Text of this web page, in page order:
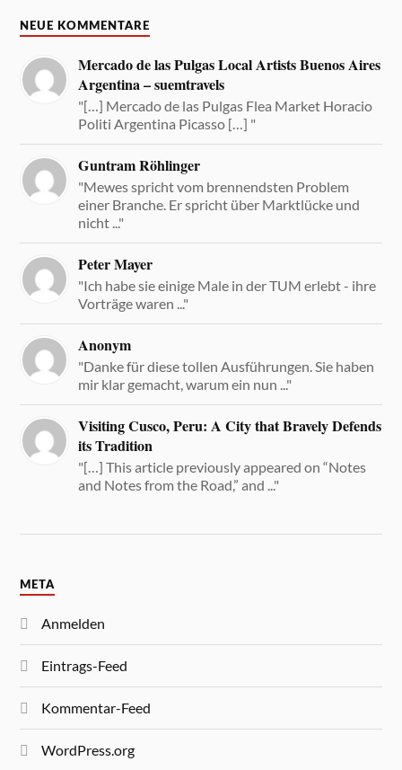
NEUE KOMMENTARE
Mercado de las Pulgas Local Artists Buenos Aires
Argentina – suemtravels
"[…] Mercado de las Pulgas Flea Market Horacio
Politi Argentina Picasso […] "
Guntram Röhlinger
"Mewes spricht vom brennendsten Problem
einer Branche. Er spricht über Marktlücke und
nicht ..."
Peter Mayer
"Ich habe sie einige Male in der TUM erlebt - ihre
Vorträge waren ..."
Anonym
"Danke für diese tollen Ausführungen. Sie haben
mir klar gemacht, warum ein nun ..."
Visiting Cusco, Peru: A City that Bravely Defends
its Tradition
"[…] This article previously appeared on “Notes
and Notes from the Road,” and ..."
META
Anmelden
Eintrags-Feed
Kommentar-Feed
WordPress.org